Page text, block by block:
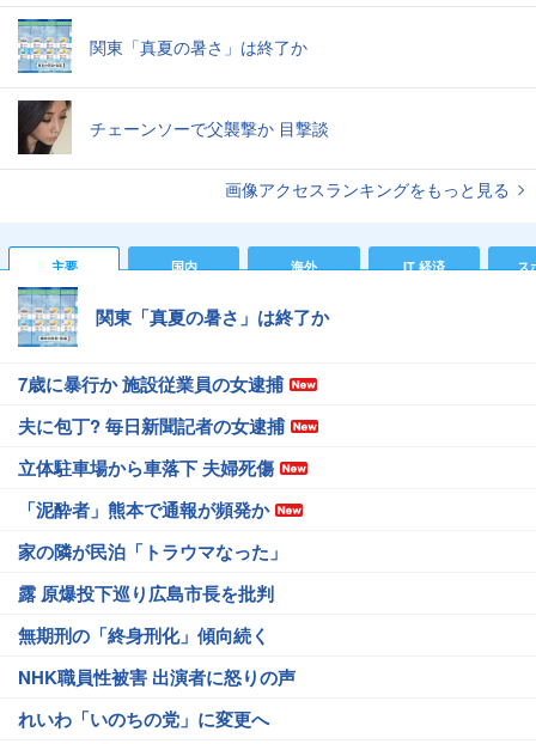
関東「真夏の暑さ」は終了か
チェーンソーで父襲撃か 目撃談
画像アクセスランキングをもっと見る
主要 国内 海外 IT 経済 ス
関東「真夏の暑さ」は終了か
7歳に暴行か 施設従業員の女逮捕
夫に包丁? 毎日新聞記者の女逮捕
立体駐車場から車落下 夫婦死傷
「泥酔者」熊本で通報が頻発か
家の隣が民泊「トラウマなった」
露 原爆投下巡り広島市長を批判
無期刑の「終身刑化」傾向続く
NHK職員性被害 出演者に怒りの声
れいわ「いのちの党」に変更へ